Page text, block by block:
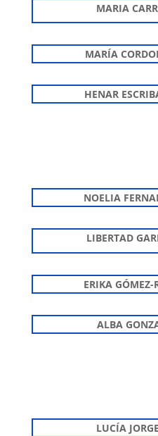
MARIA
MARÍA
HENAR
NOELIA
LIBERTAD
ERIKA
ALBA
LUCÍA